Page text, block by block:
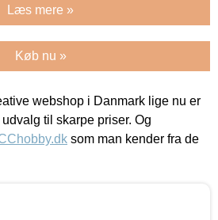
Læs mere »
Køb nu »
webshop i Danmark lige nu er
til skarpe priser. Og
som man kender fra de